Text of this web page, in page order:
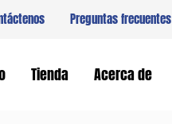
Preguntas frecuentes
Tienda Acerca de